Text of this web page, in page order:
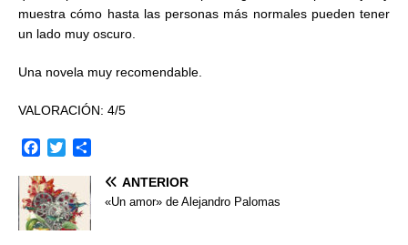
muestra cómo hasta las personas más normales pueden tener
un lado muy oscuro.
Una novela muy recomendable.
VALORACIÓN: 4/5
c
e
b
t
t
ANTERIOR
«Un amor» de Alejandro Palomas